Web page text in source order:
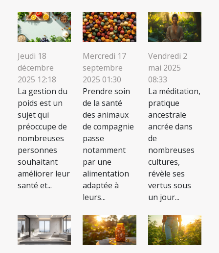
Jeudi 18
décembre
2025 12:18
La gestion du
poids est un
sujet qui
préoccupe de
nombreuses
personnes
souhaitant
améliorer leur
santé et...
Mercredi 17
septembre
2025 01:30
Prendre soin
de la santé
des animaux
de compagnie
passe
notamment
par une
alimentation
adaptée à
leurs...
Vendredi 2
mai 2025
08:33
La méditation,
pratique
ancestrale
ancrée dans
de
nombreuses
cultures,
révèle ses
vertus sous
un jour...